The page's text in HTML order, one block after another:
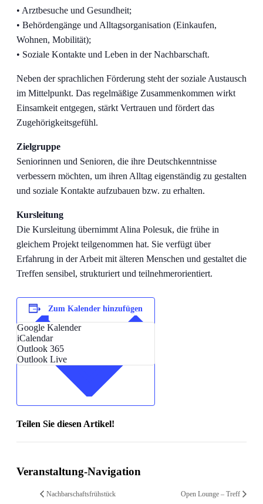
• Arztbesuche und Gesundheit;
• Behördengänge und Alltagsorganisation (Einkaufen,
Wohnen, Mobilität);
• Soziale Kontakte und Leben in der Nachbarschaft.
Neben der sprachlichen Förderung steht der soziale Austausch
im Mittelpunkt. Das regelmäßige Zusammenkommen wirkt
Einsamkeit entgegen, stärkt Vertrauen und fördert das
Zugehörigkeitsgefühl.
Zielgruppe
Seniorinnen und Senioren, die ihre Deutschkenntnisse
verbessern möchten, um ihren Alltag eigenständig zu gestalten
und soziale Kontakte aufzubauen bzw. zu erhalten.
Kursleitung
Die Kursleitung übernimmt Alina Polesuk, die frühe in
gleichem Projekt teilgenommen hat. Sie verfügt über
Erfahrung in der Arbeit mit älteren Menschen und gestaltet die
Treffen sensibel, strukturiert und teilnehmerorientiert.
Zum Kalender hinzufügen
Google Kalender
iCalendar
Outlook 365
Outlook Live
Teilen Sie diesen Artikel!
Veranstaltung-Navigation
Nachbarschaftsfrühstück Open Lounge – Treff